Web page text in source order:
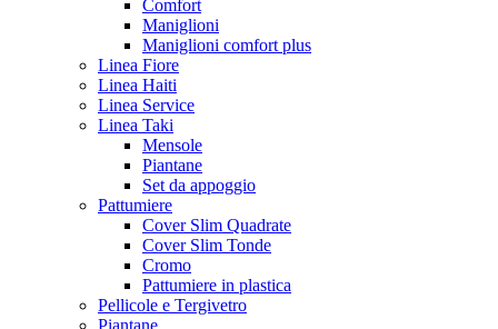
Comfort
Maniglioni
Maniglioni comfort plus
Linea Fiore
Linea Haiti
Linea Service
Linea Taki
Mensole
Piantane
Set da appoggio
Pattumiere
Cover Slim Quadrate
Cover Slim Tonde
Cromo
Pattumiere in plastica
Pellicole e Tergivetro
Piantane